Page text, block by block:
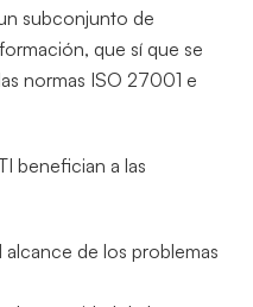
subconjunto de
que sí que se
normas ISO 27001 e
benefician a las
de los problemas